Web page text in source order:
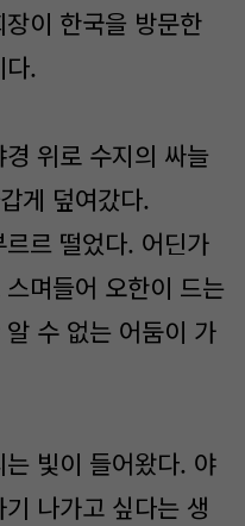
이 한국을 방문한
.
위로 수지의 싸늘
게 덮여갔다.
르 떨었다. 어딘가
며들어 오한이 드는
수 없는 어둠이 가
빛이 들어왔다. 야
나가고 싶다는 생